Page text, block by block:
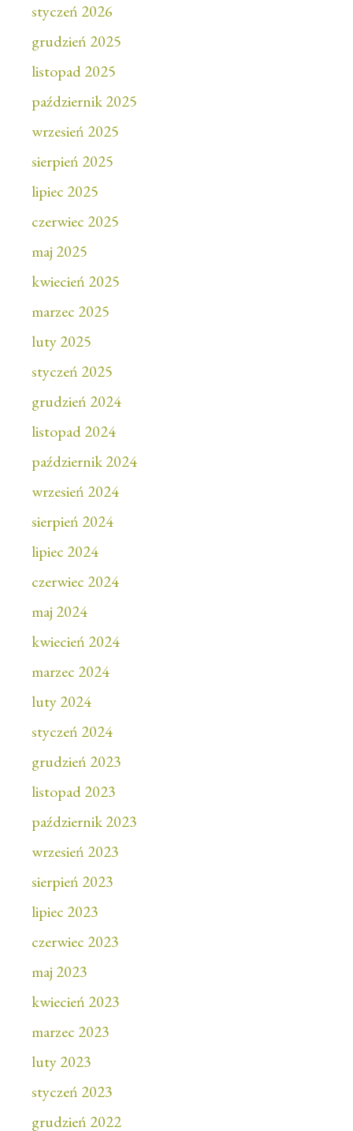
styczeń 2026
grudzień 2025
listopad 2025
październik 2025
wrzesień 2025
sierpień 2025
lipiec 2025
czerwiec 2025
maj 2025
kwiecień 2025
marzec 2025
luty 2025
styczeń 2025
grudzień 2024
listopad 2024
październik 2024
wrzesień 2024
sierpień 2024
lipiec 2024
czerwiec 2024
maj 2024
kwiecień 2024
marzec 2024
luty 2024
styczeń 2024
grudzień 2023
listopad 2023
październik 2023
wrzesień 2023
sierpień 2023
lipiec 2023
czerwiec 2023
maj 2023
kwiecień 2023
marzec 2023
luty 2023
styczeń 2023
grudzień 2022